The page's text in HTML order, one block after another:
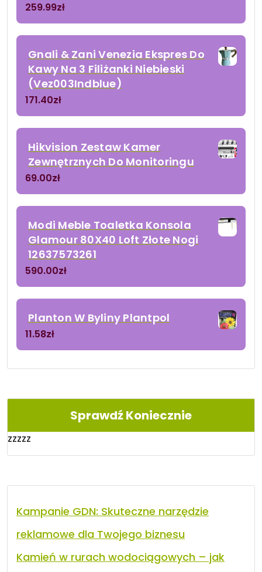
259.99zł
Gnali & Zani Venezia Ekspres Do
Kawy Na 3 Filiżanki Niebieski
(Vez003Indblue)
171.40zł
Hikvision Zestaw Kamer
Zewnętrznych Do Monitoringu
69.00zł
Modi Meble Toaletka Konsola
Glamour 80X40 Loft Złote Nogi
12637573261
590.00zł
Planton W Byliny Plantpol
11.58zł
Sprawdź Koniecznie
zzzzz
Kampanie GDN: Skuteczne narzędzie
reklamowe dla Twojego biznesu
Kamień w rurach wodociągowych – jak